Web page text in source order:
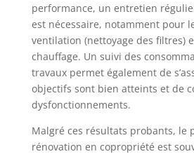
performance, un entretien
est nécessaire, notamment pour
ventilation (nettoyage des filtres)
chauffage. Un suivi des
travaux permet également de
objectifs sont bien atteints et de
dysfonctionnements.
Malgré ces résultats probants, le
rénovation en copropriété est